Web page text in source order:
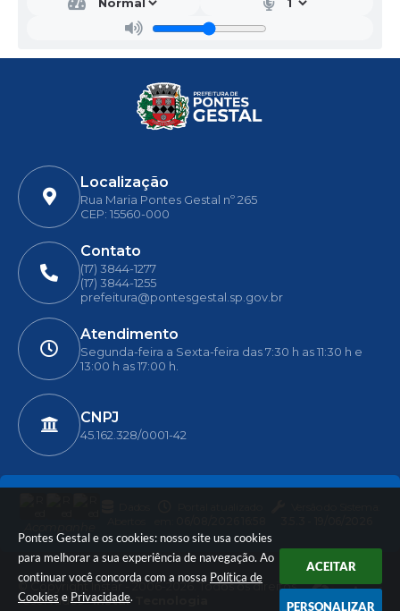
Pontes Gestal e os cookies: nosso site usa cookies
para melhorar a sua experiência de navegação. Ao
continuar você concorda com a nossa Política de
Cookies e Privacidade.
ACEITAR
PERSONALIZAR
Localização
Rua Maria Pontes Gestal nº 265
CEP: 15560-000
Contato
(17) 3844-1277
(17) 3844-1255
prefeitura@pontesgestal.sp.gov.br
Atendimento
Segunda-feira a Sexta-feira das 7:30 h as 11:30 h e
13:00 h as 17:00 h.
CNPJ
45.162.328/0001-42
© Copyright Instar - 2006-2026. Todos os direitos
reservados -Instar Tecnologia